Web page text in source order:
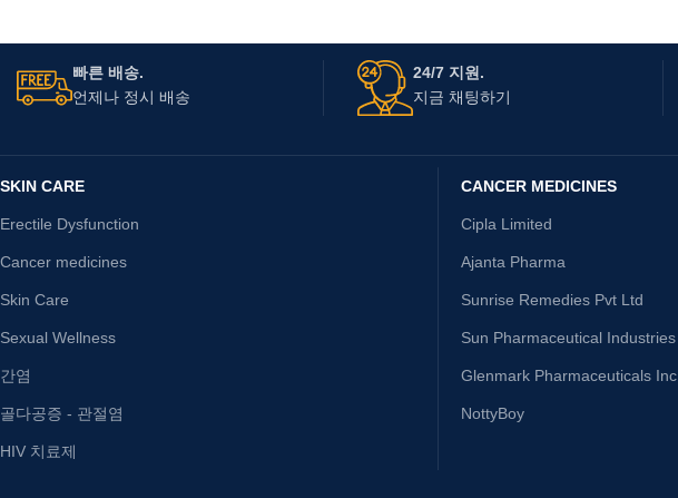
빠른 배송.
언제나 정시 배송
24/7 지원.
지금 채팅하기
SKIN CARE
Erectile Dysfunction
Cancer medicines
Skin Care
Sexual Wellness
간염
골다공증 - 관절염
HIV 치료제
CANCER MEDICINES
Cipla Limited
Ajanta Pharma
Sunrise Remedies Pvt Ltd
Sun Pharmaceutical Industries
Glenmark Pharmaceuticals Inc
NottyBoy